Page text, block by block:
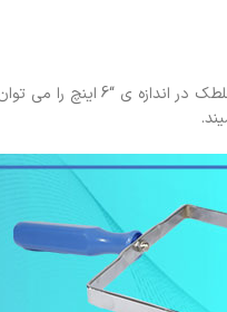
دسته غلطک از میله ی فلزی و دسته ی پلاستکی تشکیل شده و فوم نیز روی دسته قرار